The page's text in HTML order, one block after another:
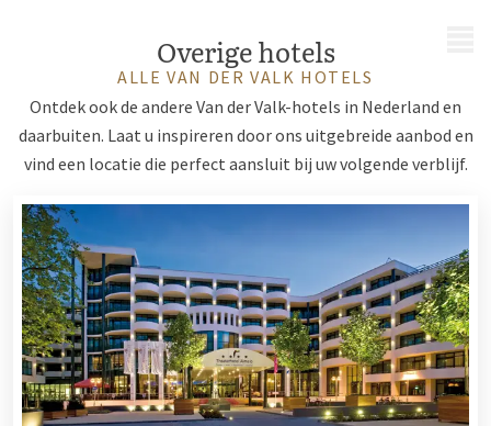
Overige hotels
ALLE VAN DER VALK HOTELS
Ontdek ook de andere Van der Valk-hotels in Nederland en
daarbuiten. Laat u inspireren door ons uitgebreide aanbod en
vind een locatie die perfect aansluit bij uw volgende verblijf.